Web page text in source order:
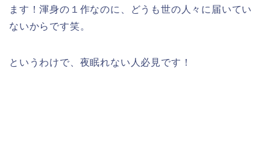
ます！渾身の１作なのに、どうも世の人々に届いてい
ないからです笑。
というわけで、夜眠れない人必見です！